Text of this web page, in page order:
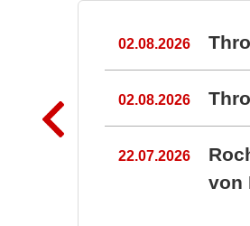
02.08.2026
02.08.2026
22.07.2026
von